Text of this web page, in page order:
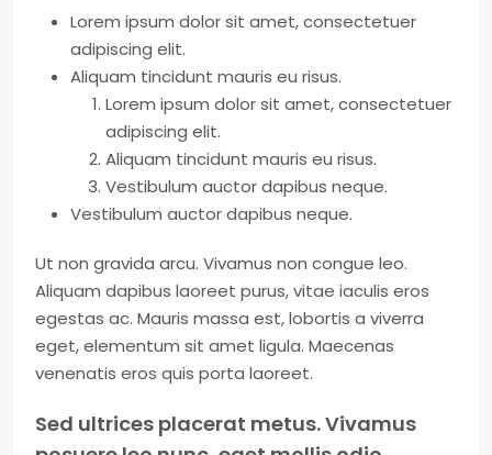
Lorem ipsum dolor sit amet, consectetuer
adipiscing elit.
Aliquam tincidunt mauris eu risus.
Lorem ipsum dolor sit amet, consectetuer
adipiscing elit.
Aliquam tincidunt mauris eu risus.
Vestibulum auctor dapibus neque.
Vestibulum auctor dapibus neque.
Ut non gravida arcu. Vivamus non congue leo.
Aliquam dapibus laoreet purus, vitae iaculis eros
egestas ac. Mauris massa est, lobortis a viverra
eget, elementum sit amet ligula. Maecenas
venenatis eros quis porta laoreet.
Sed ultrices placerat metus. Vivamus